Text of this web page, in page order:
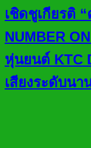
เชิดชูเกียรติ
NUMBER
หุ่นยนต์ KTC
เสียงระดับนา